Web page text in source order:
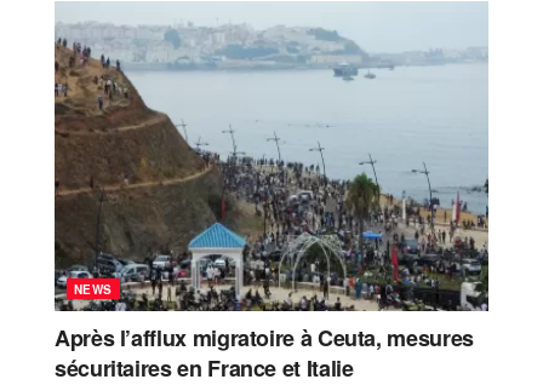
NEWS
Après l’afflux migratoire à Ceuta, mesures
sécuritaires en France et Italie